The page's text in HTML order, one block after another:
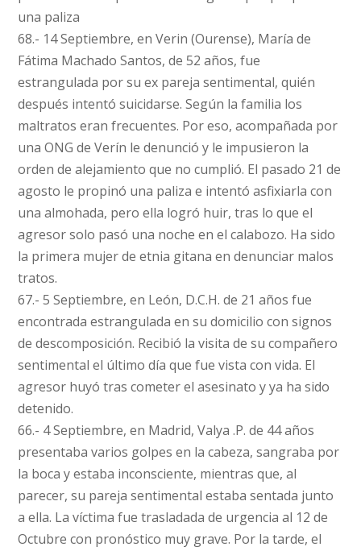
una paliza
68.- 14 Septiembre, en Verin (Ourense), María de
Fátima Machado Santos, de 52 años, fue
estrangulada por su ex pareja sentimental, quién
después intentó suicidarse. Según la familia los
maltratos eran frecuentes. Por eso, acompañada por
una ONG de Verín le denunció y le impusieron la
orden de alejamiento que no cumplió. El pasado 21 de
agosto le propinó una paliza e intentó asfixiarla con
una almohada, pero ella logró huir, tras lo que el
agresor solo pasó una noche en el calabozo. Ha sido
la primera mujer de etnia gitana en denunciar malos
tratos.
67.- 5 Septiembre, en León, D.C.H. de 21 años fue
encontrada estrangulada en su domicilio con signos
de descomposición. Recibió la visita de su compañero
sentimental el último día que fue vista con vida. El
agresor huyó tras cometer el asesinato y ya ha sido
detenido.
66.- 4 Septiembre, en Madrid, Valya .P. de 44 años
presentaba varios golpes en la cabeza, sangraba por
la boca y estaba inconsciente, mientras que, al
parecer, su pareja sentimental estaba sentada junto
a ella. La víctima fue trasladada de urgencia al 12 de
Octubre con pronóstico muy grave. Por la tarde, el